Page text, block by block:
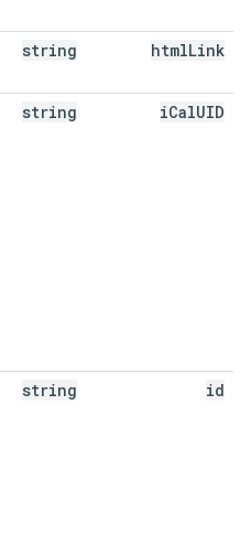
htmlLink
string
iCalUID
string
id
string